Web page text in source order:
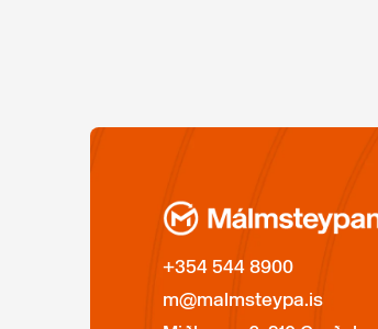
+354 544 8900
m@malmsteypa.is